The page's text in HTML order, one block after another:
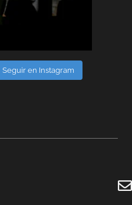
Seguir en Instagram